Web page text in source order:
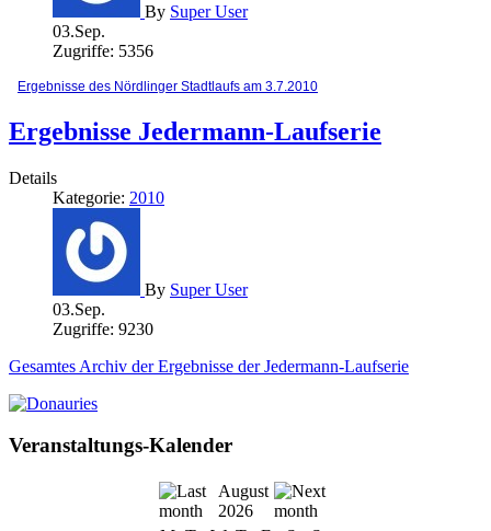
By Super User
03.Sep.
Zugriffe: 5356
Ergebnisse des Nördlinger Stadtlaufs am 3.7.2010
Ergebnisse Jedermann-Laufserie
Details
Kategorie: 2010
By Super User
03.Sep.
Zugriffe: 9230
Gesamtes Archiv der Ergebnisse der Jedermann-Laufserie
Veranstaltungs-Kalender
August
2026